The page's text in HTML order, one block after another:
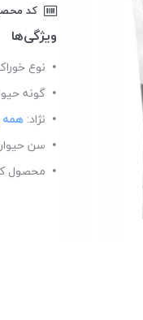
کد
ویژگی‌ها
نوع
گونه
نژاد:همه
سن
محصول